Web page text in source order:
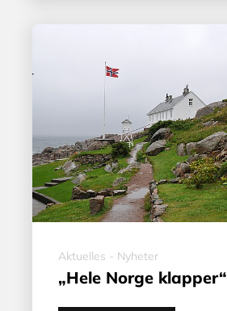
Aktuelles - Nyheter
„Hele Norge klapper“